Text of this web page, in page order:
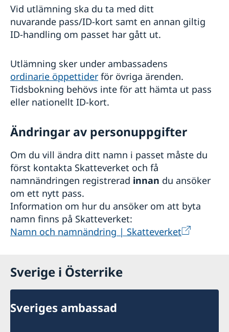
Vid utlämning ska du ta med ditt
nuvarande pass/ID-kort samt en annan giltig
ID-handling om passet har gått ut.
Utlämning sker under ambassadens
ordinarie öppettider för övriga ärenden.
Tidsbokning behövs inte för att hämta ut pass
eller nationellt ID-kort.
Ändringar av personuppgifter
Om du vill ändra ditt namn i passet måste du
först kontakta Skatteverket och få
namnändringen registrerad innan du ansöker
om ett nytt pass.
Information om hur du ansöker om att byta
namn finns på Skatteverket:
Namn och namnändring | Skatteverket
Sverige i Österrike
Sveriges ambassad